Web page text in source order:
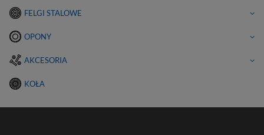
FELGI STALOWE
OPONY
AKCESORIA
KOŁA